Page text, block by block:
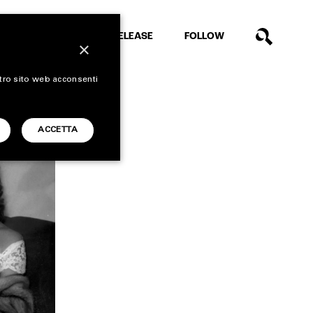
RELEASE FOLLOW
×
sito web acconsenti
ACCETTA